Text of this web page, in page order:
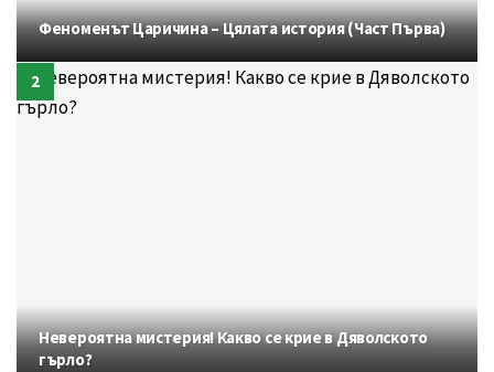
Феноменът Царичина – Цялата история (Част Първа)
Невероятна мистерия! Какво се крие в Дяволското
гърло?